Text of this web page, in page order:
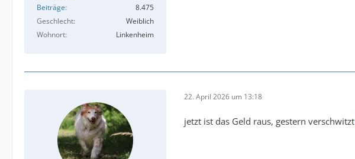
Beiträge
8.475
Geschlecht
Weiblich
Wohnort
Linkenheim
22. April 2026 um 13:18
jetzt ist das Geld raus, gestern verschwitzt